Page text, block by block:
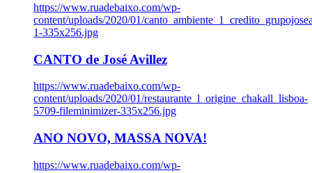
https://www.ruadebaixo.com/wp-
content/uploads/2020/01/
1-335x256.jpg
CANTO de José Avillez
https://www.ruadebaixo.com/wp-
content/uploads/2020/01/restaurante_l_origine_chakall_lisboa-
5709-fileminimizer-335x256.jpg
ANO NOVO, MASSA NOVA!
https://www.ruadebaixo.com/wp-